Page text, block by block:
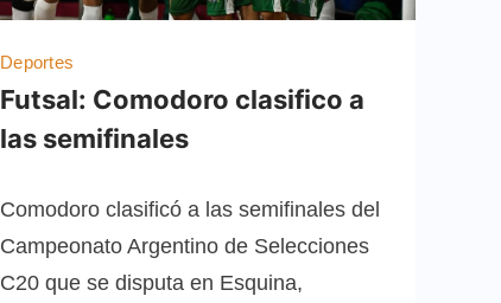
Deportes
Futsal: Comodoro clasifico a
las semifinales
Comodoro clasificó a las semifinales del
Campeonato Argentino de Selecciones
C20 que se disputa en Esquina,